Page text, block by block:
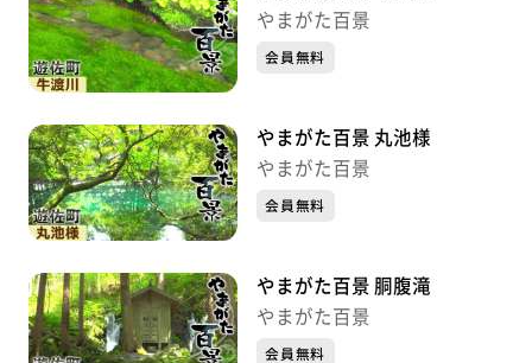
やまがた百景
会員無料
やまがた百景 丸池様
やまがた百景
会員無料
やまがた百景 胴腹滝
やまがた百景
会員無料